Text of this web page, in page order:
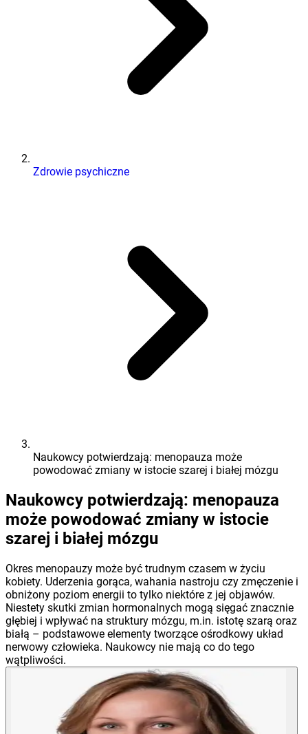
Zdrowie psychiczne
Naukowcy potwierdzają: menopauza może
powodować zmiany w istocie szarej i białej mózgu
Naukowcy potwierdzają: menopauza
może powodować zmiany w istocie
szarej i białej mózgu
Okres menopauzy może być trudnym czasem w życiu
kobiety. Uderzenia gorąca, wahania nastroju czy zmęczenie i
obniżony poziom energii to tylko niektóre z jej objawów.
Niestety skutki zmian hormonalnych mogą sięgać znacznie
głębiej i wpływać na struktury mózgu, m.in. istotę szarą oraz
białą – podstawowe elementy tworzące ośrodkowy układ
nerwowy człowieka. Naukowcy nie mają co do tego
wątpliwości.